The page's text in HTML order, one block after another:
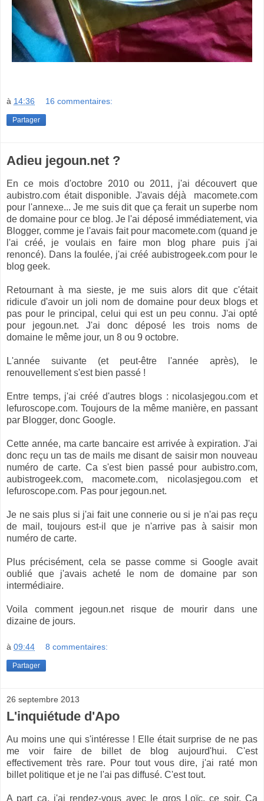
à 14:36 16 commentaires:
Partager
Adieu jegoun.net ?
En ce mois d'octobre 2010 ou 2011, j'ai découvert que
aubistro.com était disponible. J'avais déjà macomete.com
pour l'annexe... Je me suis dit que ça ferait un superbe nom
de domaine pour ce blog. Je l'ai déposé immédiatement, via
Blogger, comme je l'avais fait pour macomete.com (quand je
l'ai créé, je voulais en faire mon blog phare puis j'ai
renoncé). Dans la foulée, j'ai créé aubistrogeek.com pour le
blog geek.
Retournant à ma sieste, je me suis alors dit que c'était
ridicule d'avoir un joli nom de domaine pour deux blogs et
pas pour le principal, celui qui est un peu connu. J'ai opté
pour jegoun.net. J'ai donc déposé les trois noms de
domaine le même jour, un 8 ou 9 octobre.
L'année suivante (et peut-être l'année après), le
renouvellement s'est bien passé !
Entre temps, j'ai créé d'autres blogs : nicolasjegou.com et
lefuroscope.com. Toujours de la même manière, en passant
par Blogger, donc Google.
Cette année, ma carte bancaire est arrivée à expiration. J'ai
donc reçu un tas de mails me disant de saisir mon nouveau
numéro de carte. Ca s'est bien passé pour aubistro.com,
aubistrogeek.com, macomete.com, nicolasjegou.com et
lefuroscope.com. Pas pour jegoun.net.
Je ne sais plus si j'ai fait une connerie ou si je n'ai pas reçu
de mail, toujours est-il que je n'arrive pas à saisir mon
numéro de carte.
Plus précisément, cela se passe comme si Google avait
oublié que j'avais acheté le nom de domaine par son
intermédiaire.
Voila comment jegoun.net risque de mourir dans une
dizaine de jours.
à 09:44 8 commentaires:
Partager
26 septembre 2013
L'inquiétude d'Apo
Au moins une qui s'intéresse ! Elle était surprise de ne pas
me voir faire de billet de blog aujourd'hui. C'est
effectivement très rare. Pour tout vous dire, j'ai raté mon
billet politique et je ne l'ai pas diffusé. C'est tout.
A part ça, j'ai rendez-vous avec le gros Loïc, ce soir. Ca